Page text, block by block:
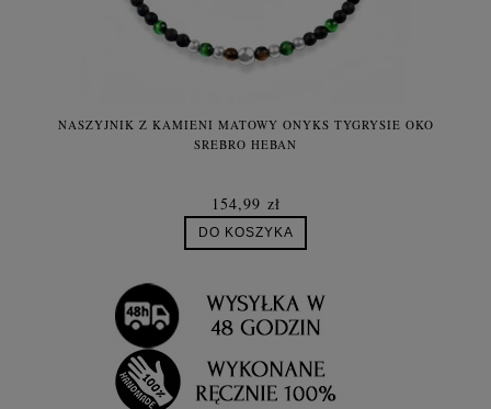
NASZYJNIK Z KAMIENI MATOWY ONYKS TYGRYSIE OKO
SREBRO HEBAN
154,99 zł
DO KOSZYKA